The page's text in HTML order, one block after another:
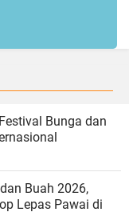
Bunga dan
Buah 2026,
Lepas Pawai di